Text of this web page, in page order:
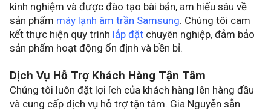
kinh nghiệm và được đào tạo bài bản, am hiểu sâu về
sản phẩm máy lạnh âm trần Samsung. Chúng tôi cam
kết thực hiện quy trình lắp đặtchuyên nghiệp, đảm bảo
sản phẩm hoạt động ổn định và bền bỉ.
Dịch Vụ Hỗ Trợ Khách Hàng Tận Tâm
Chúng tôi luôn đặt lợi ích của khách hàng lên hàng đầu
và cung cấp dịch vụ hỗ trợ tận tâm. Gia Nguyễn sẵn